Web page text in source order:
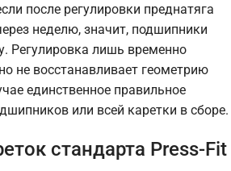
после регулировки преднатяга
неделю, значит, подшипники
Регулировка лишь временно
не восстанавливает геометрию
единственное правильное
или всей каретки в сборе.
стандарта Press-Fit